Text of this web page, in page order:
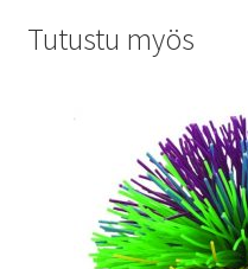
Tutustu myös